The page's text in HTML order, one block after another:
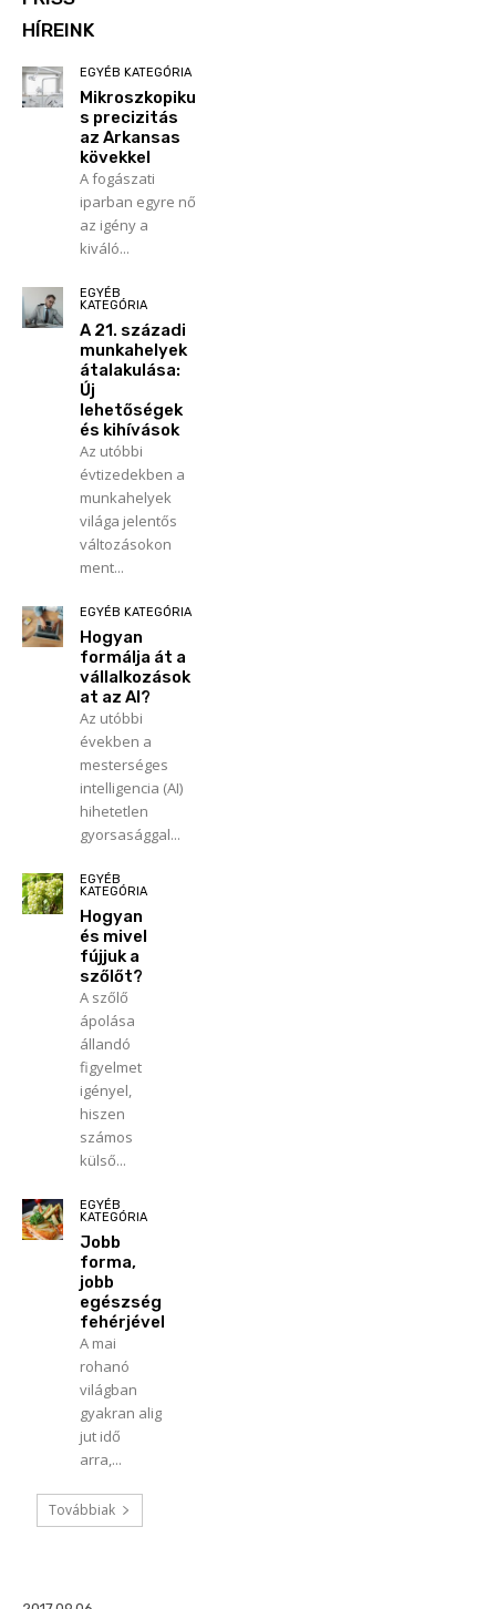
HÍREINK
EGYÉB KATEGÓRIA
Mikroszkopiku
s precizitás
az Arkansas
kövekkel
A fogászati
iparban egyre nő
az igény a
kiváló...
EGYÉB
KATEGÓRIA
A 21. századi
munkahelyek
átalakulása:
Új
lehetőségek
és kihívások
Az utóbbi
évtizedekben a
munkahelyek
világa jelentős
változásokon
ment...
EGYÉB KATEGÓRIA
Hogyan
formálja át a
vállalkozások
at az AI?
Az utóbbi
években a
mesterséges
intelligencia (AI)
hihetetlen
gyorsasággal...
EGYÉB
KATEGÓRIA
Hogyan
és mivel
fújjuk a
szőlőt?
A szőlő
ápolása
állandó
figyelmet
igényel,
hiszen
számos
külső...
EGYÉB
KATEGÓRIA
Jobb
forma,
jobb
egészség
fehérjével
A mai
rohanó
világban
gyakran alig
jut idő
arra,...
Továbbiak